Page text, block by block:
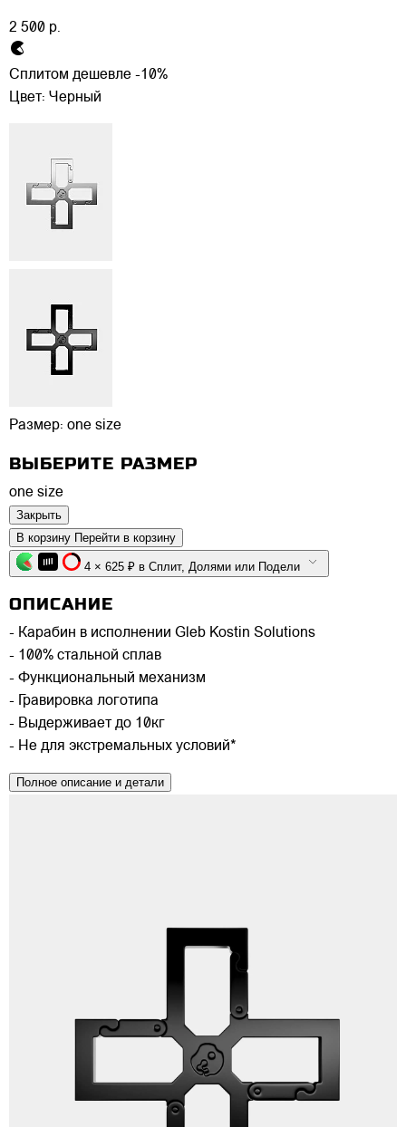
2 500 р.
Сплитом дешевле -10%
Цвет: Черный
Размер: one size
ВЫБЕРИТЕ РАЗМЕР
one size
Закрыть
В корзину Перейти в корзину
4 × 625 ₽ в Сплит, Долями или Подели
ОПИСАНИЕ
- Карабин в исполнении Gleb Kostin Solutions
- 100% стальной сплав
- Функциональный механизм
- Гравировка логотипа
- Выдерживает до 10кг
- Не для экстремальных условий*
Полное описание и детали